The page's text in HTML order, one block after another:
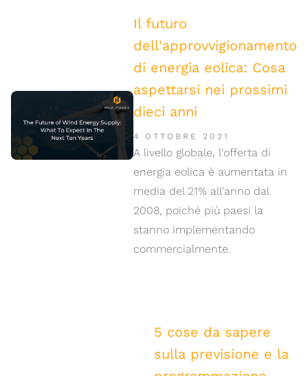
Il futuro
dell'approvvigionamento
di energia eolica: Cosa
aspettarsi nei prossimi
dieci anni
4 OTTOBRE 2021
A livello globale, l'offerta di
energia eolica è aumentata in
media del 21% all'anno dal
2008, poiché più paesi la
stanno implementando
commercialmente.
5 cose da sapere
sulla previsione e la